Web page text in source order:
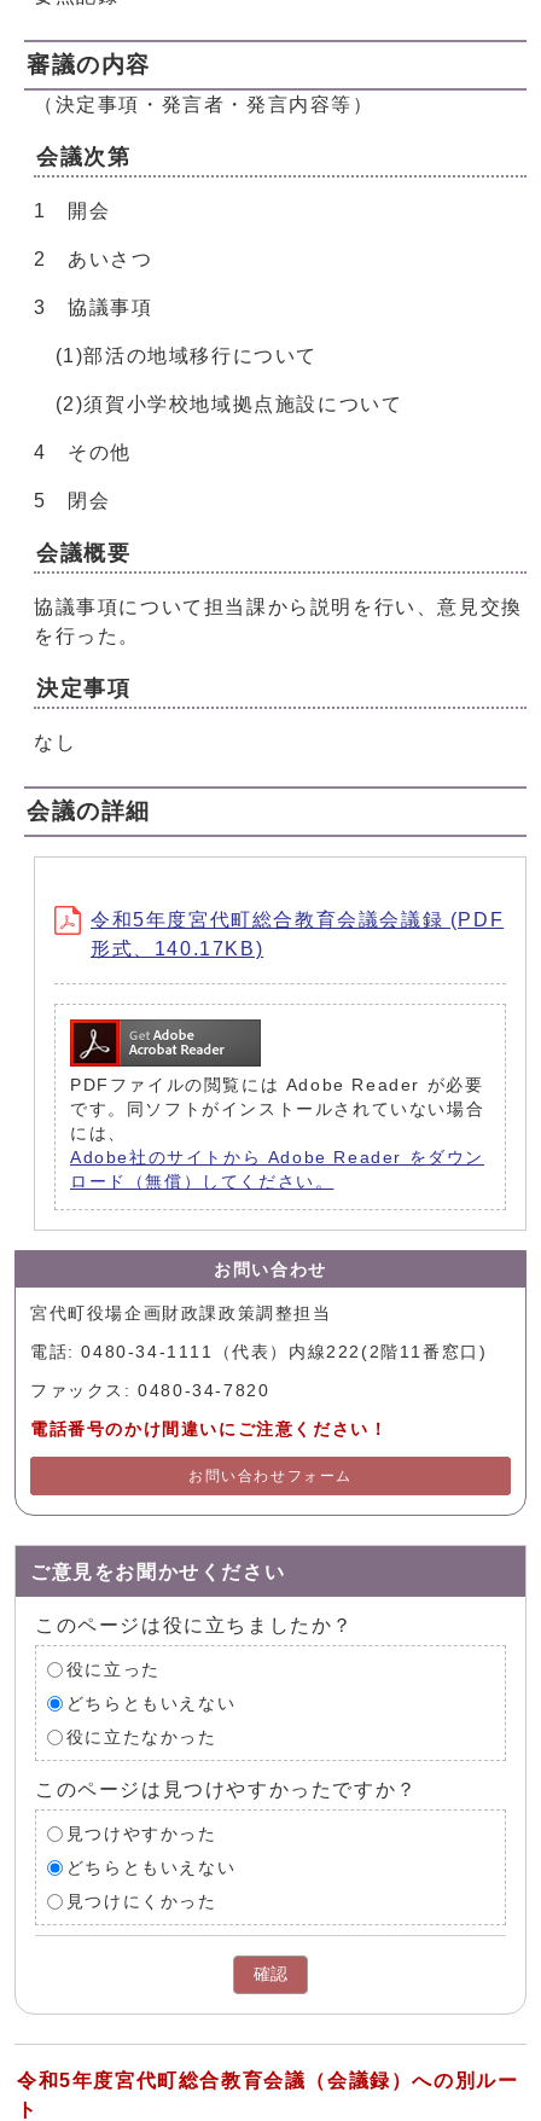
審議の内容
（決定事項・発言者・発言内容等）
会議次第
1 開会
2 あいさつ
3 協議事項
(1)部活の地域移行について
(2)須賀小学校地域拠点施設について
4 その他
5 閉会
会議概要
協議事項について担当課から説明を行い、意見交換
を行った。
決定事項
なし
会議の詳細
令和5年度宮代町総合教育会議会議録 (PDF
形式、140.17KB)
PDFファイルの閲覧には Adobe Reader が必要
です。同ソフトがインストールされていない場合
には、
Adobe社のサイトから Adobe Reader をダウン
ロード（無償）してください。
お問い合わせ
宮代町役場企画財政課政策調整担当
電話: 0480-34-1111（代表）内線222(2階11番窓口)
ファックス: 0480-34-7820
電話番号のかけ間違いにご注意ください！
お問い合わせフォーム
ご意見をお聞かせください
このページは役に立ちましたか？
役に立った
どちらともいえない
役に立たなかった
このページは見つけやすかったですか？
見つけやすかった
どちらともいえない
見つけにくかった
確認
令和5年度宮代町総合教育会議（会議録）への別ルー
ト